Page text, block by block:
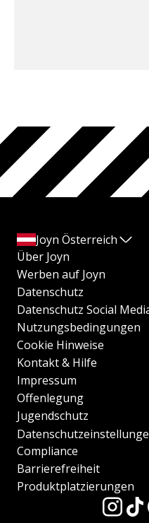
Joyn Österreich
Über Joyn
Werben auf Joyn
Datenschutz
Datenschutz Social
Nutzungsbedingungen
Cookie Hinweise
Kontakt & Hilfe
Impressum
Offenlegung
Jugendschutz
Compliance
Barrierefreiheit
Produktplatzierungen